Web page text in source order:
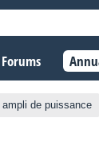
Forums
de puissance